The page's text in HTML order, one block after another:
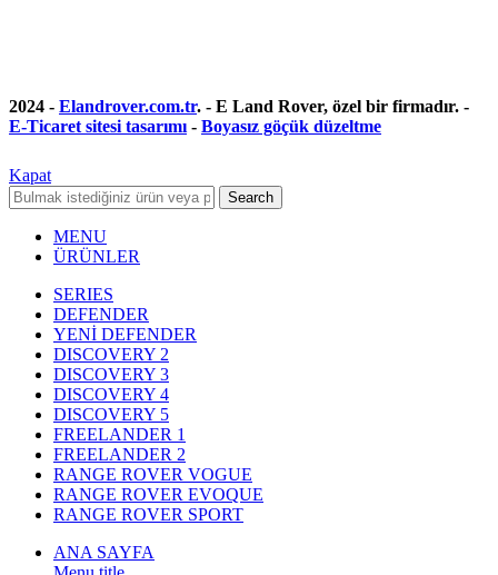
2024 - Elandrover.com.tr. - E Land Rover, özel bir firmadır. -
E-Ticaret sitesi tasarımı - Boyasız göçük düzeltme
Kapat
Search
MENU
ÜRÜNLER
SERIES
DEFENDER
YENİ DEFENDER
DISCOVERY 2
DISCOVERY 3
DISCOVERY 4
DISCOVERY 5
FREELANDER 1
FREELANDER 2
RANGE ROVER VOGUE
RANGE ROVER EVOQUE
RANGE ROVER SPORT
ANA SAYFA